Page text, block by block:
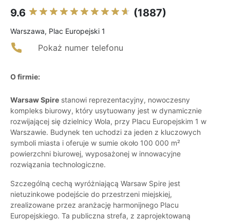
9.6 (1887)
Warszawa, Plac Europejski 1
Pokaż numer telefonu
O firmie:
Warsaw Spire stanowi reprezentacyjny, nowoczesny
kompleks biurowy, który usytuowany jest w dynamicznie
rozwijającej się dzielnicy Wola, przy Placu Europejskim 1 w
Warszawie. Budynek ten uchodzi za jeden z kluczowych
symboli miasta i oferuje w sumie około 100 000 m²
powierzchni biurowej, wyposażonej w innowacyjne
rozwiązania technologiczne.
Szczególną cechą wyróżniającą Warsaw Spire jest
nietuzinkowe podejście do przestrzeni miejskiej,
zrealizowane przez aranżację harmonijnego Placu
Europejskiego. Ta publiczna strefa, z zaprojektowaną